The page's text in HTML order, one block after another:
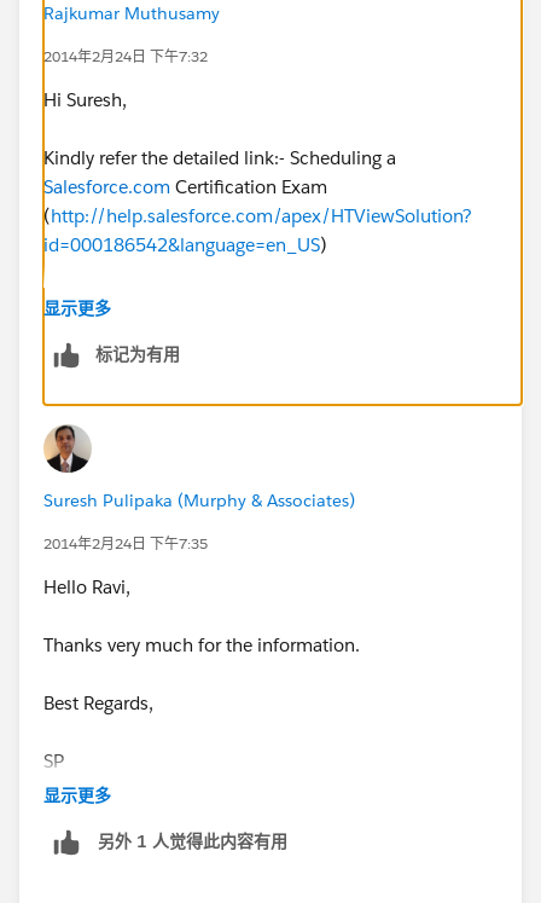
Rajkumar Muthusamy
2014年2月24日 下午7:32
Hi Suresh,
Kindly refer the detailed link:- Scheduling a
Salesforce.com Certification Exam
(http://help.salesforce.com/apex/HTViewSolution?
id=000186542&language=en_US)
Hope it helps!
显示更多
标记为有用
Suresh Pulipaka (Murphy & Associates)
2014年2月24日 下午7:35
Hello Ravi,
Thanks very much for the information.
Best Regards,
SP
显示更多
另外 1 人觉得此内容有用